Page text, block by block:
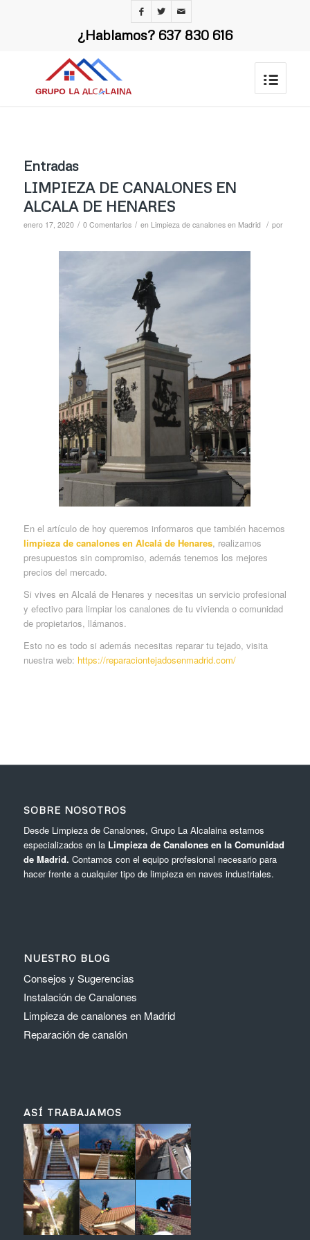
¿Hablamos? 637 830 616
Entradas
LIMPIEZA DE CANALONES EN
ALCALA DE HENARES
enero 17, 2020 / 0 Comentarios / en Limpieza de canalones en Madrid / por
En el artículo de hoy queremos informaros que también hacemos
limpieza de canalones en Alcalá de Henares, realizamos
presupuestos sin compromiso, además tenemos los mejores
precios del mercado.
Si vives en Alcalá de Henares y necesitas un servicio profesional
y efectivo para limpiar los canalones de tu vivienda o comunidad
de propietarios, llámanos.
Esto no es todo si además necesitas reparar tu tejado, visita
nuestra web: https://reparaciontejadosenmadrid.com/
SOBRE NOSOTROS
Desde Limpieza de Canalones, Grupo La Alcalaina estamos
especializados en la Limpieza de Canalones en la Comunidad
de Madrid. Contamos con el equipo profesional necesario para
hacer frente a cualquier tipo de limpieza en naves industriales.
NUESTRO BLOG
Consejos y Sugerencias
Instalación de Canalones
Limpieza de canalones en Madrid
Reparación de canalón
ASÍ TRABAJAMOS